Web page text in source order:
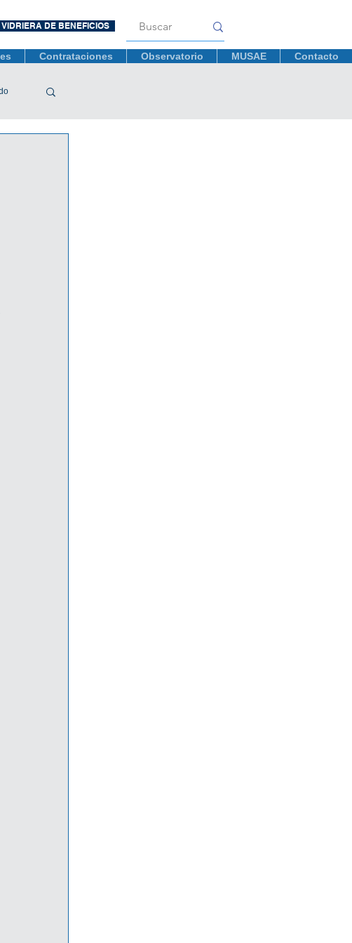
VIDRIERA DE BENEFICIOS
Contrataciones Observatorio MUSAE Contacto